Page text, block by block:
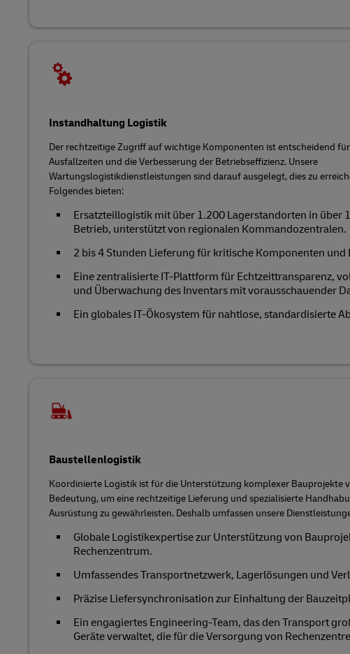
Instandhaltung Logistik
Der rechtzeitige Zugriff auf wichtige Komponenten ist entscheidend
Ausfallzeiten und die Verbesserung der Betriebseffizienz. Unsere
Wartungslogistikdienstleistungen sind darauf ausgelegt, dies zu
Folgendes bieten:
Ersatzteillogistik mit über 1.200 Lagerstandorten in über
Betrieb, unterstützt von regionalen Kommandozentralen.
2 bis 4 Stunden Lieferung für kritische Komponenten und
Eine zentralisierte IT-Plattform für Echtzeittransparenz,
und Überwachung des Inventars mit vorausschauender
Ein globales IT-Ökosystem für nahtlose, standardisierte
Baustellenlogistik
Koordinierte Logistik ist für die Unterstützung komplexer Bauprojekte
Bedeutung, um eine rechtzeitige Lieferung und spezialisierte
Ausrüstung zu gewährleisten. Deshalb umfassen unsere
Globale Logistikexpertise zur Unterstützung von
Rechenzentrum.
Umfassendes Transportnetzwerk, Lagerlösungen und
Präzise Liefersynchronisation zur Einhaltung der
Ein engagiertes Engineering-Team, das den Transport
Geräte verwaltet, die für die Versorgung von